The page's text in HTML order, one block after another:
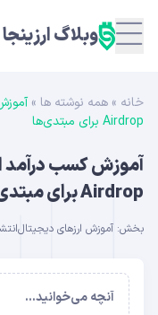
وبلاگ ارزینجا
خانه » همه نوشته ها »
Airdrop برای مبتدی‌ها
آموزش کسب درآمد
Airdrop برای مبتدی‌ها
بخش: آموزش ارزهای دیجیتالانتشار 11
آنچه می‌خوانید...